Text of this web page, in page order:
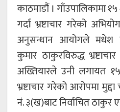
काठमाडौं । गाँउपालिकामा
गर्दा भ्रष्टाचार गरेको
अनुसन्धान आयोगले मधेश
कुमार ठाकुरविरुद्ध
अख्तियारले उनी लगायत १५
भ्रष्टाचार गरेको आरोपमा
नं. ३(ख)बाट निर्वाचित